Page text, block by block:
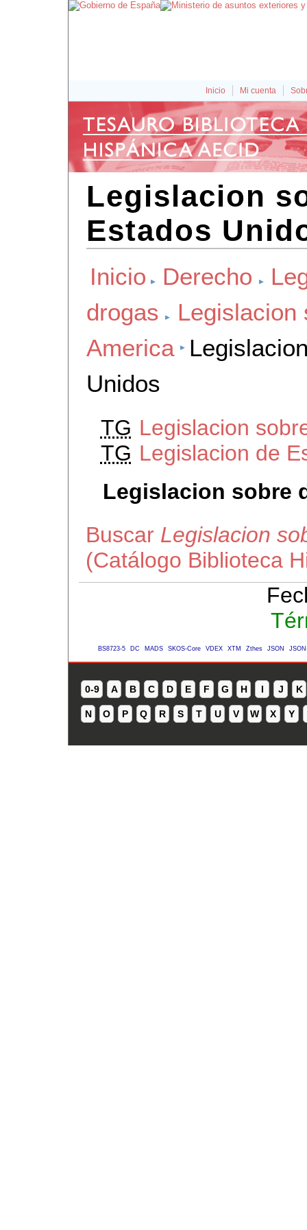
Inicio Mi cuenta
Legislacion
Estados
Inicio Derecho
drogas
Legislacion
America
Unidos
TG Legislacion
TG Legislacion de
Legislacion sobre
Buscar Legislacion
(Catálogo Biblioteca
BS8723-5 DC MADS SKOS-Core VDEX XTM Zthes JSON
0-9 A B C D E F G H I J K
N O P Q R S T U V W X Y